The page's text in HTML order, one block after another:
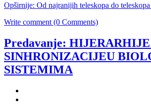
Opširnije: Od najranijih teleskopa do
Write comment (0 Comments)
Predavanje:
SINHRONIZACIJEU
SISTEMIMA